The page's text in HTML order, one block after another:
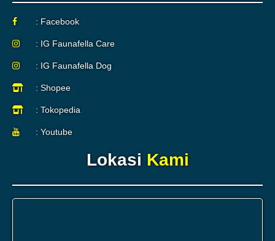
: Facebook
: IG Faunafella Care
: IG Faunafella Dog
: Shopee
: Tokopedia
: Youtube
Lokasi Kami